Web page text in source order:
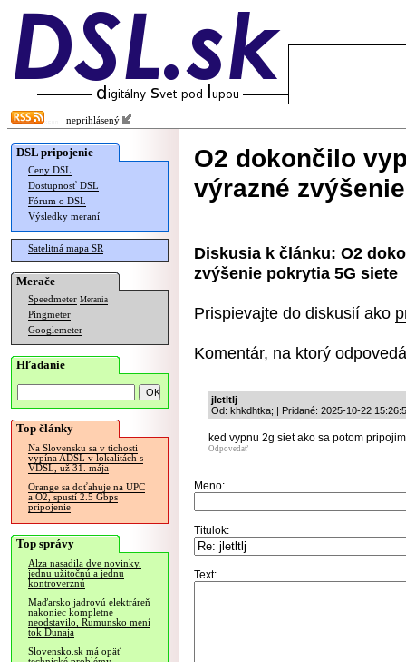
neprihlásený
DSL pripojenie
Ceny DSL
Dostupnosť DSL
Fórum o DSL
Výsledky meraní
Satelitná mapa SR
Merače
Speedmeter Merania
Pingmeter
Googlemeter
Hľadanie
Top články
Na Slovensku sa v tichosti
vypína ADSL v lokalitách s
VDSL, už 31. mája
Orange sa doťahuje na UPC
a O2, spustí 2.5 Gbps
pripojenie
Top správy
Alza nasadila dve novinky,
jednu užitočnú a jednu
kontroverznú
Maďarsko jadrovú elektráreň
nakoniec kompletne
neodstavilo, Rumunsko mení
tok Dunaja
Slovensko.sk má opäť
O2 dokončilo
výrazné
Diskusia k článku: O2
zvýšenie pokrytia 5G siete
Prispievajte do diskusií ako
Komentár, na ktorý
jletltlj
Od: khkdhtka; | Pridané: 2025-10-22
ked vypnu 2g siet ako sa potom
Odpovedať
Meno:
Titulok:
Text: